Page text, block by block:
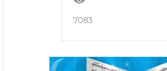
7083